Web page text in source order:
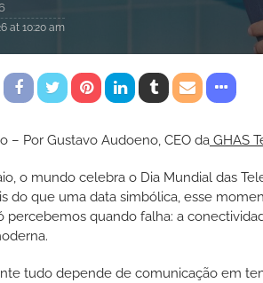
at 10:20 am
– Por Gustavo Audoeno, CEO da GHAS
o mundo celebra o Dia Mundial das
do que uma data simbólica, esse
percebemos quando falha: a
tudo depende de comunicação em